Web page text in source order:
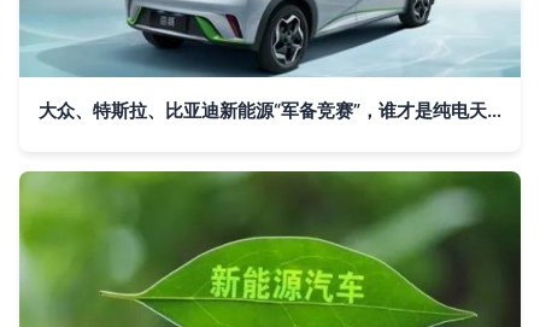
大众、特斯拉、比亚迪新能源“军备竞赛”，谁才是纯电天花板？